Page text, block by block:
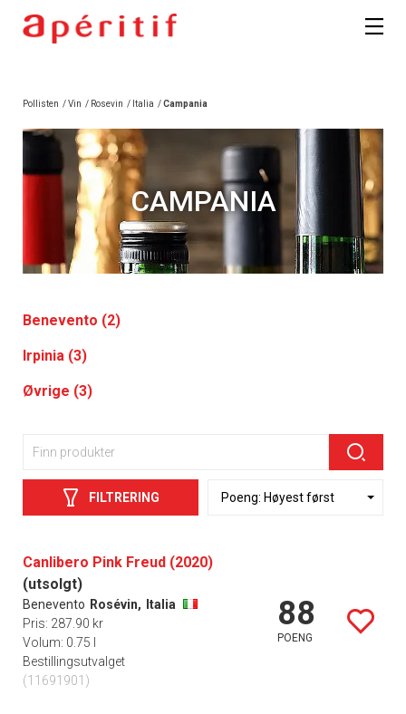
Pollisten /Vin / Rosevin / Italia /Campania
CAMPANIA
Benevento (2)
Irpinia (3)
Øvrige (3)
FILTRERING
Canlibero Pink Freud (2020)
(utsolgt)
Benevento Rosévin,
Italia
Pris: 287.90 kr
Volum: 0.75 l
Bestillingsutvalget
(11691901)
88
POENG